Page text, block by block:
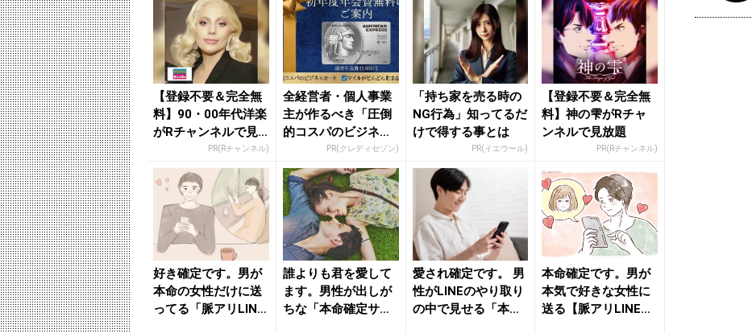
【登録不要＆完全無
料】90・00年代洋楽
がRチャンネルで見
PR(Rチャンネル)
全経営者・個人事業
主が作るべき「圧倒
的コスパのビジネス
カード」PR(クレディセゾン)
「持ち家を売る時の
NG行為」知ってるだ
けで得する事とは
PR(イエウール)
【登録不要＆完全無
料】神の雫がRチャ
ンネルで見放題
PR(Rチャンネル)
好き確定です。男が
本命の女性だけに送
ってる「脈アリLIN
誰よりも君を愛して
ます。男性が出しが
ちな「本命確定サイ
愛され確定です。 男
性がLINEのやり取り
の中で見せる「本命
本命確定です。男が
本気で好きな女性に
送る【脈アリLINE】